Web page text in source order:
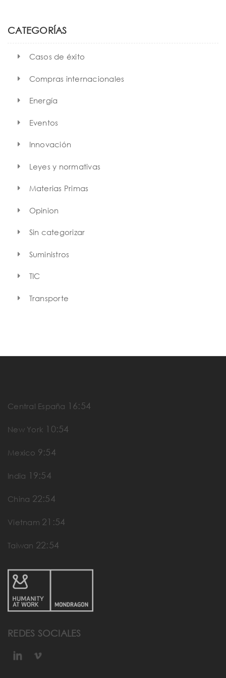
h
CATEGORÍAS
Casos de éxito
Compras internacionales
Energía
Eventos
Innovación
Leyes y normativas
Materias Primas
Opinion
Sin categorizar
Suministros
TIC
Transporte
Central España 16:54
New York 10:54
Mexico 9:54
India 19:54
China 22:54
Vietnam 21:54
Taiwan 22:54
REDES SOCIALES